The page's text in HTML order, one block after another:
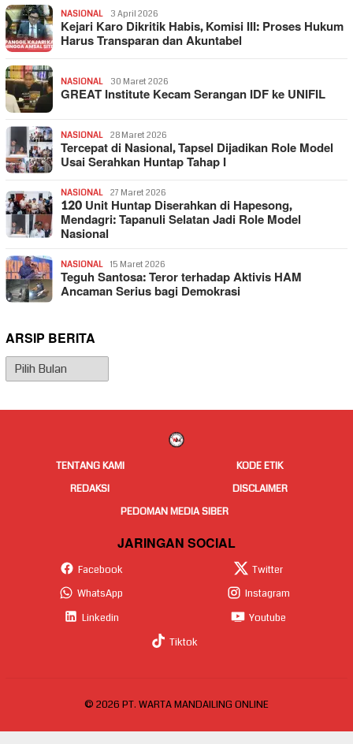
NASIONAL 3 April 2026
Kejari Karo Dikritik Habis, Komisi III: Proses Hukum
Harus Transparan dan Akuntabel
NASIONAL 30 Maret 2026
GREAT Institute Kecam Serangan IDF ke UNIFIL
NASIONAL 28 Maret 2026
Tercepat di Nasional, Tapsel Dijadikan Role Model
Usai Serahkan Huntap Tahap I
NASIONAL 27 Maret 2026
120 Unit Huntap Diserahkan di Hapesong,
Mendagri: Tapanuli Selatan Jadi Role Model
Nasional
NASIONAL 15 Maret 2026
Teguh Santosa: Teror terhadap Aktivis HAM
Ancaman Serius bagi Demokrasi
ARSIP BERITA
Arsip
Berita
TENTANG KAMI
KODE ETIK
REDAKSI
DISCLAIMER
PEDOMAN MEDIA SIBER
JARINGAN SOCIAL
Facebook
Twitter
WhatsApp
Instagram
Linkedin
Youtube
Tiktok
© 2026 PT. WARTA MANDAILING ONLINE